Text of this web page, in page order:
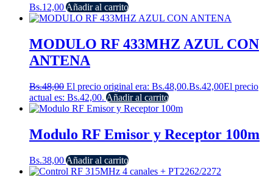
Bs.12,00Añadir al carrito
MODULO RF 433MHZ AZUL CON
ANTENA
Bs.48,00 El precio original era: Bs.48,00.Bs.42,00El precio
actual es: Bs.42,00. Añadir al carrito
Modulo RF Emisor y Receptor 100m
Bs.38,00Añadir al carrito